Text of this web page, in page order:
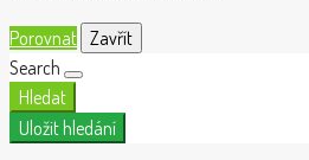
Porovnat Zavřít
Search
Hledat
Uložit hledání